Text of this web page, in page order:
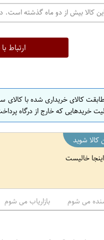
ت
ه
ا
ن
ص
ف
ه
ا
ف
ه
این کالا بیش از دو ماه گذشته است.
ارتباط
کالای خریداری شده با
که خارج از درگاه
شوید
اینجا خالیست
می شوم بازاریاب می شوم